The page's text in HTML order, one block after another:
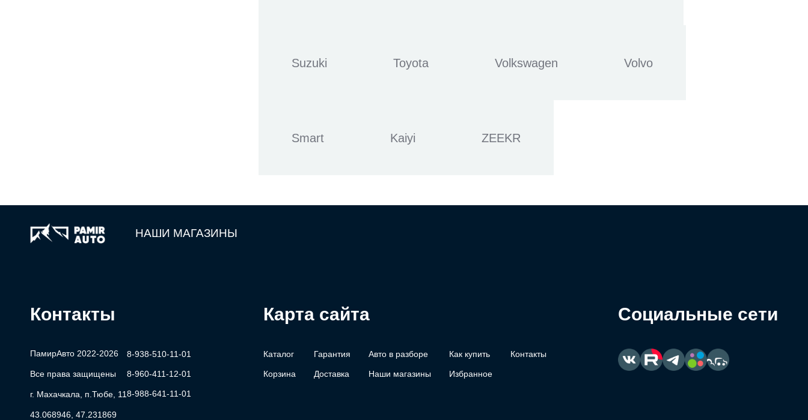
Suzuki Toyota Volkswagen Volvo
Smart Kaiyi ZEEKR
НАШИ МАГАЗИНЫ
Контакты
ПамирАвто 2022-2026
Все права защищены
г. Махачкала, п.Тюбе, 11
43.068946, 47.231869
8-938-510-11-01
8-960-411-12-01
8-988-641-11-01
Карта сайта
Каталог Гарантия Авто в разборе Как купить Контакты
Корзина Доставка Наши магазины Избранное
Социальные сети